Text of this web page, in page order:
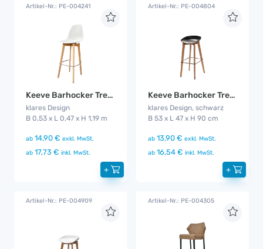
Artikel-Nr.: PE-004241
Keeve Barhocker Trendy weiß
klares Design
B 0,53 x L 0,47 x H 1,19 m
ab 14,90 € exkl. MwSt.
ab 17,73 € inkl. MwSt.
+
Artikel-Nr.: PE-004804
Keeve Barhocker Trendy flach
klares Design, schwarz
B 53 x L 47 x H 90 cm
ab 13,90 € exkl. MwSt.
ab 16,54 € inkl. MwSt.
+
Artikel-Nr.: PE-004909 Artikel-Nr.: PE-004305